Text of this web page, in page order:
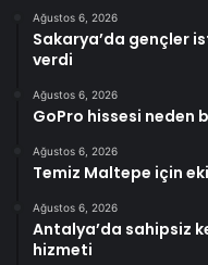
Ağustos 6, 2026
Sakarya’da gençler
verdi
Ağustos 6, 2026
GoPro hissesi neden
Ağustos 6, 2026
Temiz Maltepe için
Ağustos 6, 2026
Antalya’da sahipsiz
hizmeti